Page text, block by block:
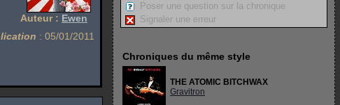
Auteur : Ewen
: 05/01/2011
Poser une question sur la chronique
Signaler une erreur
Chroniques du même style
THE ATOMIC BITCHWAX
Gravitron